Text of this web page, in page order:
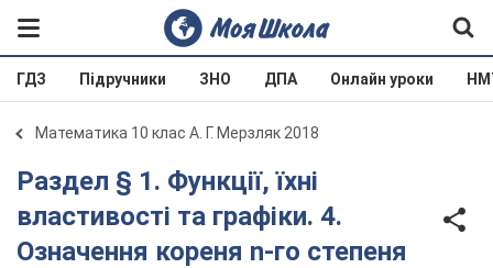
ГДЗ Підручники ЗНО ДПА Онлайн уроки
Математика 10 клас А. Г. Мерзляк 2018
Раздел § 1. Функції, їхні
властивості та графіки. 4.
Означення кореня n-го степеня